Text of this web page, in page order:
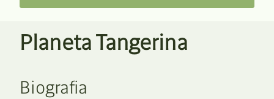
Planeta Tangerina
Biografia